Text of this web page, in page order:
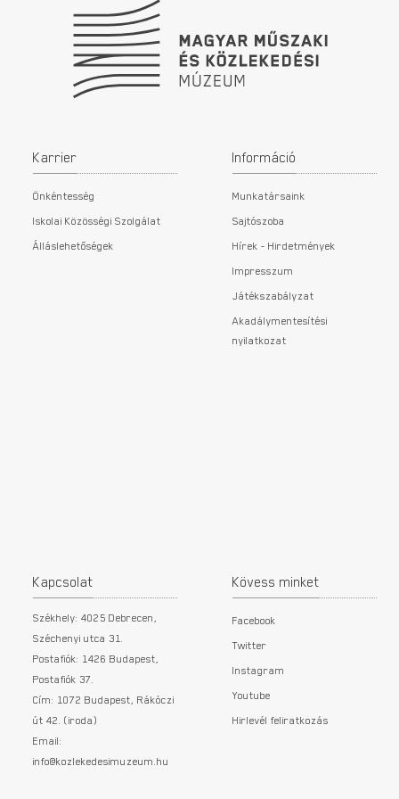
Karrier
Önkéntesség
Iskolai Közösségi Szolgálat
Álláslehetőségek
Információ
Munkatársaink
Sajtószoba
Hírek - Hirdetmények
Impresszum
Játékszabályzat
Akadálymentesítési
nyilatkozat
Kapcsolat
Székhely: 4025 Debrecen,
Széchenyi utca 31.
Postafiók: 1426 Budapest,
Postafiók 37.
Cím: 1072 Budapest, Rákóczi
út 42. (iroda)
Email:
info@kozlekedesimuzeum.hu
Kövess minket
Facebook
Twitter
Instagram
Youtube
Hirlevél feliratkozás